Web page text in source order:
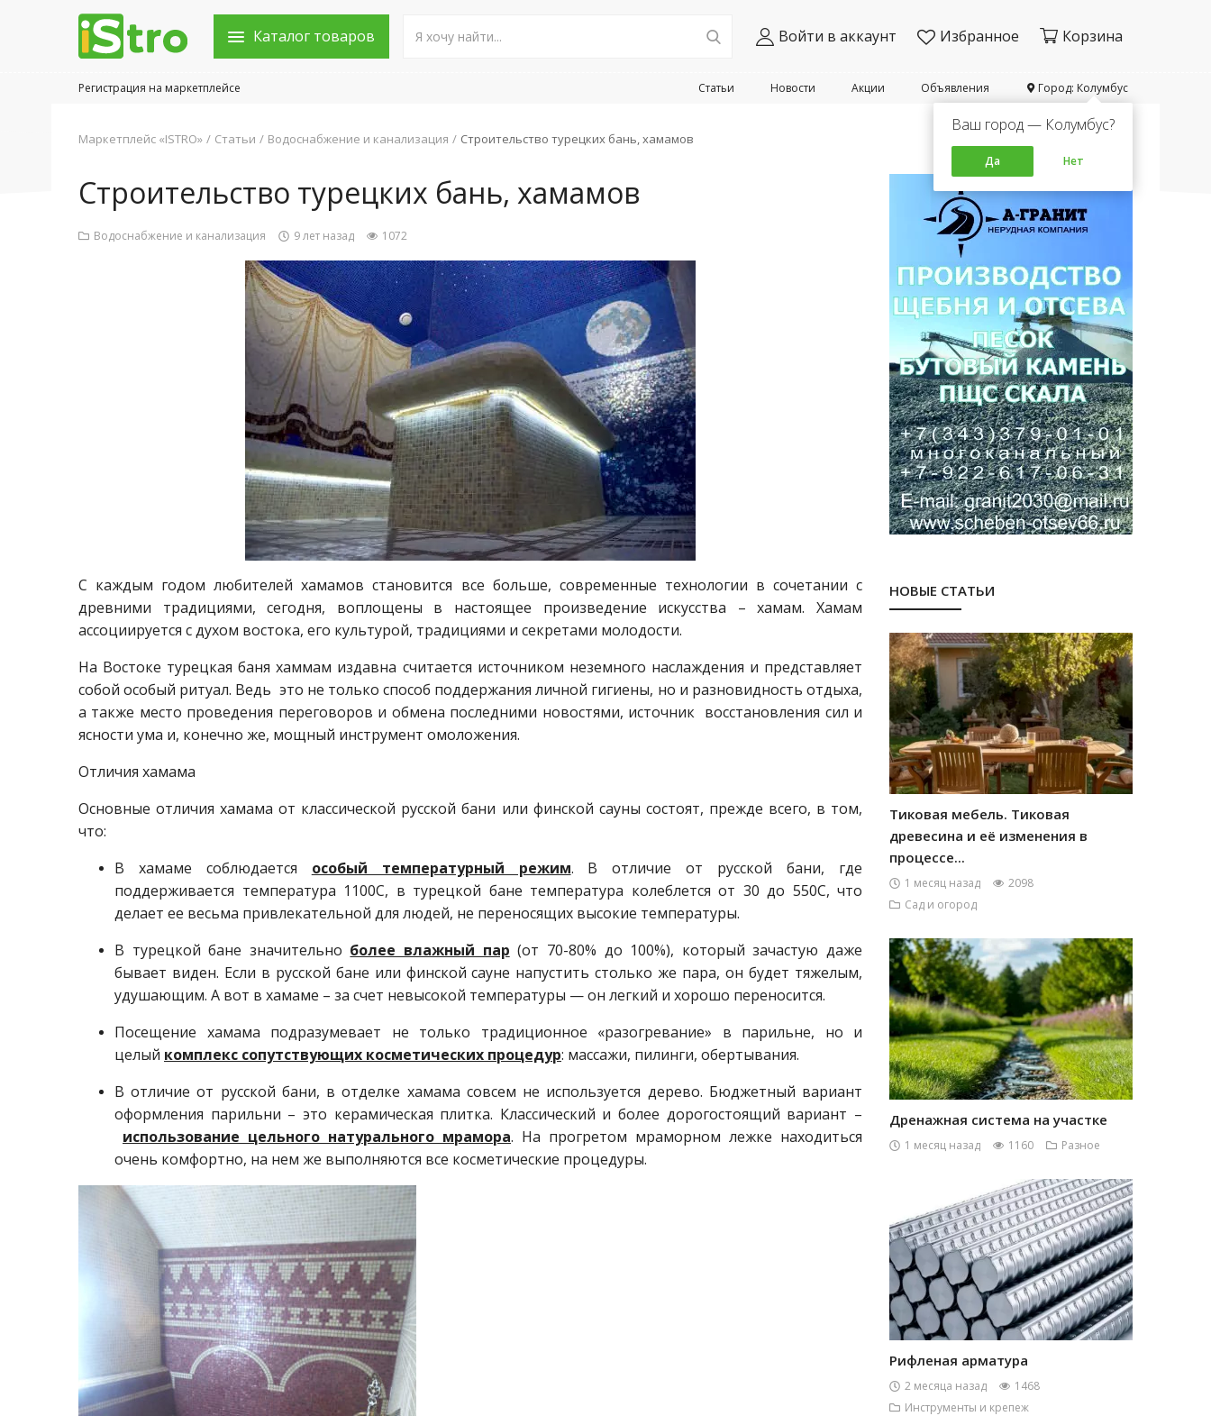
Каталог товаров Войти в аккаунт Избранное Корзина
Город: Колумбус
Ваш город — Колумбус?
Да Нет
Объявления
Акции
Новости
Статьи
Регистрация на маркетплейсе
Маркетплейс «ISTRO» Статьи Водоснабжение и канализация Строительство турецких бань, хамамов
Строительство турецких бань, хамамов
Водоснабжение и канализация 9 лет назад 1072
С каждым годом любителей хамамов становится все больше, современные технологии в сочетании с
древними традициями, сегодня, воплощены в настоящее произведение искусства – хамам. Хамам
ассоциируется с духом востока, его культурой, традициями и секретами молодости.
На Востоке турецкая баня хаммам издавна считается источником неземного наслаждения и представляет
собой особый ритуал. Ведь это не только способ поддержания личной гигиены, но и разновидность отдыха,
а также место проведения переговоров и обмена последними новостями, источник восстановления сил и
ясности ума и, конечно же, мощный инструмент омоложения.
Отличия хамама
Основные отличия хамама от классической русской бани или финской сауны состоят, прежде всего, в том,
что:
В хамаме соблюдается особый температурный режим. В отличие от русской бани, где
поддерживается температура 1100С, в турецкой бане температура колеблется от 30 до 550С, что
делает ее весьма привлекательной для людей, не переносящих высокие температуры.
В турецкой бане значительно более влажный пар (от 70-80% до 100%), который зачастую даже
бывает виден. Если в русской бане или финской сауне напустить столько же пара, он будет тяжелым,
удушающим. А вот в хамаме – за счет невысокой температуры — он легкий и хорошо переносится.
Посещение хамама подразумевает не только традиционное «разогревание» в парильне, но и
целый комплекс сопутствующих косметических процедур: массажи, пилинги, обертывания.
В отличие от русской бани, в отделке хамама совсем не используется дерево. Бюджетный вариант
оформления парильни – это керамическая плитка. Классический и более дорогостоящий вариант –
использование цельного натурального мрамора. На прогретом мраморном лежке находиться
очень комфортно, на нем же выполняются все косметические процедуры.
НОВЫЕ СТАТЬИ
Тиковая мебель. Тиковая
древесина и её изменения в
процессе...
1 месяц назад
2098
Сад и огород
Дренажная система на участке
1 месяц назад 1160 Разное
Рифленая арматура
2 месяца назад
1468
Инструменты и крепеж